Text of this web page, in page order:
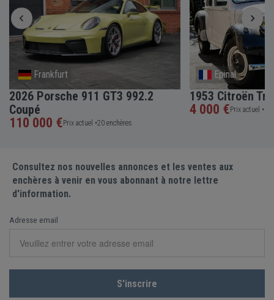
Frankfurt
2026 Porsche 911 GT3 992.2
Coupé
110 000 €Prix actuel •20 enchères
Epinal
1953 Citroën
4 000 €Prix actuel •
Consultez nos nouvelles annonces et les ventes aux
enchères à venir en vous abonnant à notre lettre
d'information.
Adresse email